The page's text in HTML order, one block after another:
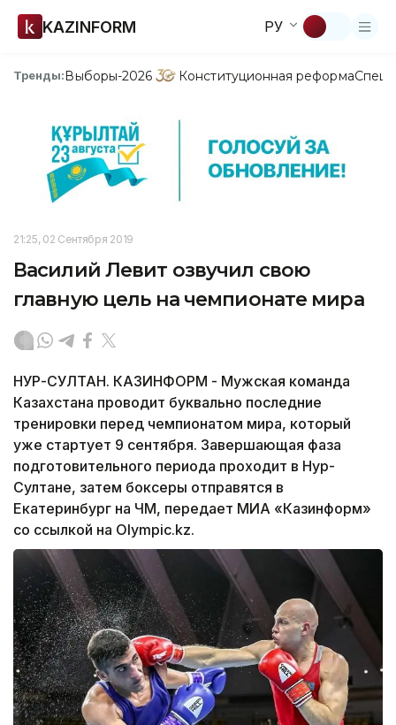
KAZINFORM РУ
Тренды:Выборы-2026 Конституционная реформа
21:25, 02 Сентября 2019
Василий Левит озвучил свою
главную цель на чемпионате мира
НУР-СУЛТАН. КАЗИНФОРМ - Мужская команда
Казахстана проводит буквально последние
тренировки перед чемпионатом мира, который
уже стартует 9 сентября. Завершающая фаза
подготовительного периода проходит в Нур-
Султане, затем боксеры отправятся в
Екатеринбург на ЧМ, передает МИА «Казинформ»
со ссылкой на Olympic.kz.